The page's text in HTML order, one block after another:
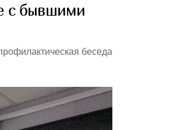
с бывшими
беседа